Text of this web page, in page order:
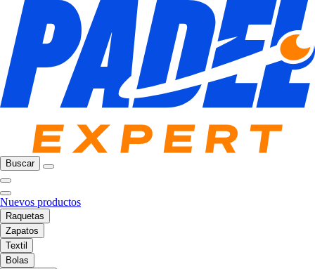
Buscar
Nuevos productos
Raquetas
Zapatos
Textil
Bolas